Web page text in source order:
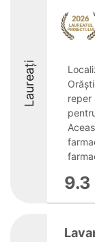
Laureați
reper
9.3